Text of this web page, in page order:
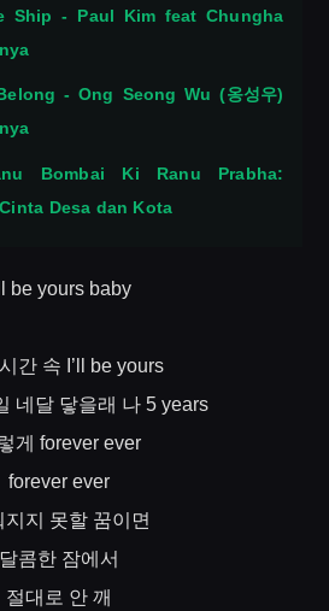
Ship - Paul Kim feat Chungha
- Ong Seong Wu (옹성우)
Bombai Ki Ranu Prabha:
Desa dan Kota
be yours baby
시간 속 I’ll be yours
네달 닿을래 나5 years
게 forever ever
forever ever
지 못할 꿈이면
달콤한 잠에서
절대로 안 깨